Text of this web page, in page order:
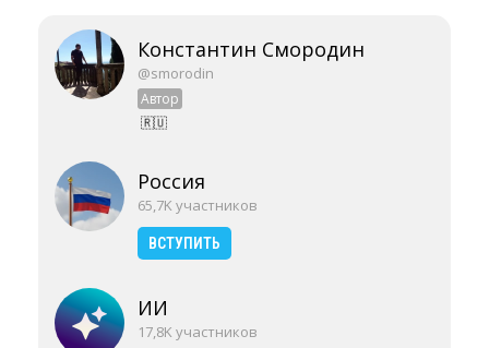
Константин Смородин
@smorodin
Автор
🇷🇺
Россия
65,7K участников
ВСТУПИТЬ
ИИ
17,8K участников